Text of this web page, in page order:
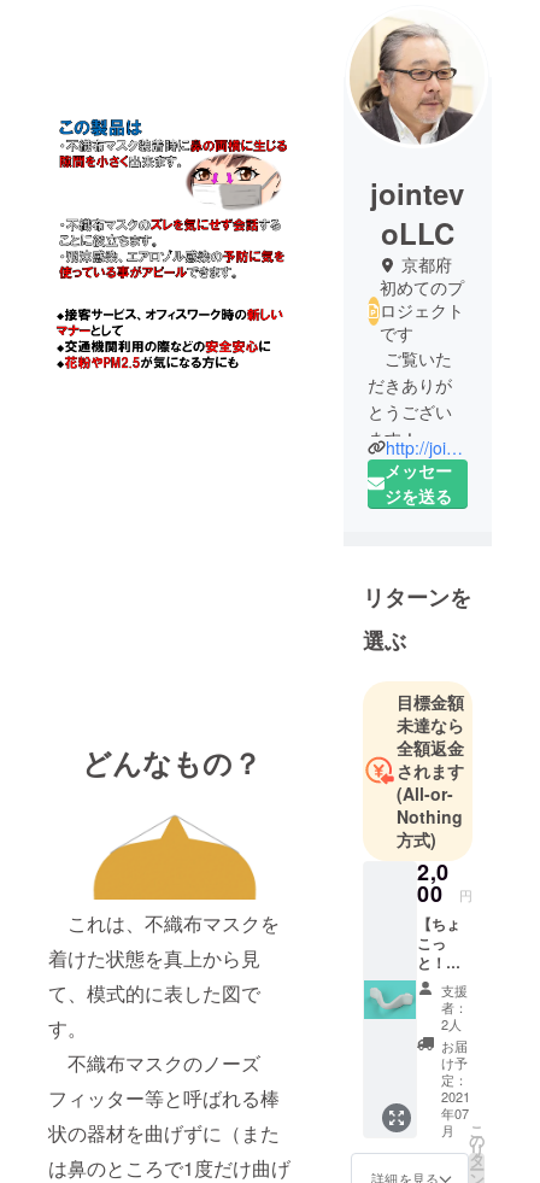
どんなもの？
これは、不織布マスクを
着けた状態を真上から見
て、模式的に表した図で
す。
不織布マスクのノーズ
フィッター等と呼ばれる棒
状の器材を曲げずに（また
は鼻のところで1度だけ曲げ
jointev
oLLC
京都府
初めてのプ
ロジェクト
です
ご覧いた
だきありが
とうござい
ます！
Jointevo合同
会社代表の
ちも京都府
宇治市、会
社もその宇
治で起業し
ました。以
前より長年
にわたり金
属加工や機
械設計など
に従事して
きました
が、思うと
ころあって
2018年にモ
ノづくり
（創り、造
り）支援の
会社を起業
し、機械器
具などの設
計や３Dプリ
ンタなどで
http://jointevo.com/
メッセー
ジを送る
リターンを
選ぶ
目標金額
未達なら
全額返金
されます
(All-or-
Nothing
方式)
2,0
00 円
【ちょ
こっ
と！応
援コー
ス
（３Dプ
リント
造形品
＋御礼
メー
ル）】
製品
仕様の
３Dプリ
支援
者：
2人
お届
け予
定：
2021
年07
月
詳細を見る
こ
の
リ
タ
ー